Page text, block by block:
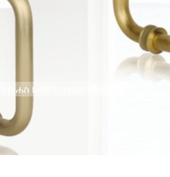
ክላምፕ፣የነሐስ ማጠፊያ።